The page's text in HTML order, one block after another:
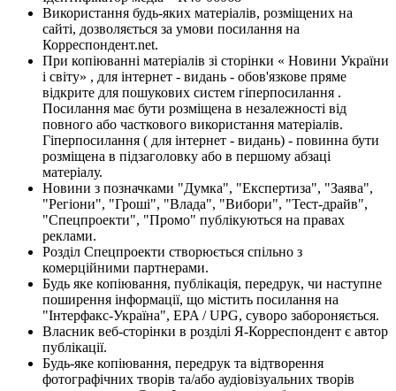
Використання будь-яких матеріалів, розміщених на
сайті, дозволяється за умови посилання на
Корреспондент.net.
При копіюванні матеріалів зі сторінки « Новини України
і світу» , для інтернет - видань - обов'язкове пряме
відкрите для пошукових систем гіперпосилання .
Посилання має бути розміщена в незалежності від
повного або часткового використання матеріалів.
Гіперпосилання ( для інтернет - видань) - повинна бути
розміщена в підзаголовку або в першому абзаці
матеріалу.
Новини з позначками "Думка", "Експертиза", "Заява",
"Регіони", "Гроші", "Влада", "Вибори", "Тест-драйв",
"Спецпроекти", "Промо" публікуються на правах
реклами.
Розділ Спецпроекти створюється спільно з
комерційними партнерами.
Будь яке копіювання, публікація, передрук, чи наступне
поширення інформації, що містить посилання на
"Інтерфакс-Україна", EPA / UPG, суворо забороняється.
Власник веб-сторінки в розділі Я-Корреспондент є автор
публікації.
Будь-яке копіювання, передрук та відтворення
фотографічних творів та/або аудіовізуальних творів